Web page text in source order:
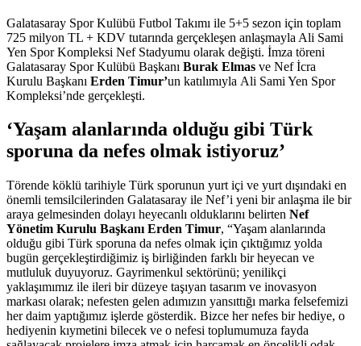
Galatasaray Spor Kulübü Futbol Takımı ile 5+5 sezon için toplam
725 milyon TL + KDV tutarında gerçekleşen anlaşmayla Ali Sami
Yen Spor Kompleksi Nef Stadyumu olarak değişti. İmza töreni
Galatasaray Spor Kulübü Başkanı Burak Elmas ve Nef İcra
Kurulu Başkanı Erden Timur’un katılımıyla Ali Sami Yen Spor
Kompleksi’nde gerçekleşti.
‘Yaşam alanlarında olduğu gibi Türk
sporuna da nefes olmak istiyoruz’
Törende köklü tarihiyle Türk sporunun yurt içi ve yurt dışındaki en
önemli temsilcilerinden Galatasaray ile Nef’i yeni bir anlaşma ile bir
araya gelmesinden dolayı heyecanlı olduklarını belirten Nef
Yönetim Kurulu Başkanı Erden Timur, “Yaşam alanlarında
olduğu gibi Türk sporuna da nefes olmak için çıktığımız yolda
bugün gerçekleştirdiğimiz iş birliğinden farklı bir heyecan ve
mutluluk duyuyoruz. Gayrimenkul sektörünü; yenilikçi
yaklaşımımız ile ileri bir düzeye taşıyan tasarım ve inovasyon
markası olarak; nefesten gelen adımızın yansıttığı marka felsefemizi
her daim yaptığımız işlerde gösterdik. Bizce her nefes bir hediye, o
hediyenin kıymetini bilecek ve o nefesi toplumumuza fayda